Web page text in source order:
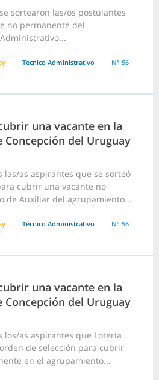
sortearon las/os postulantes
no permanente del
Técnico Administrativo N° 56
una vacante en la
Concepción del Uruguay
las/as aspirantes que se sorteó
cubrir una vacante no
de Auxiliar del agrupamiento...
Técnico Administrativo N° 56
una vacante en la
Concepción del Uruguay
los/as aspirantes que Lotería
de selección para cubrir
en el agrupamiento...